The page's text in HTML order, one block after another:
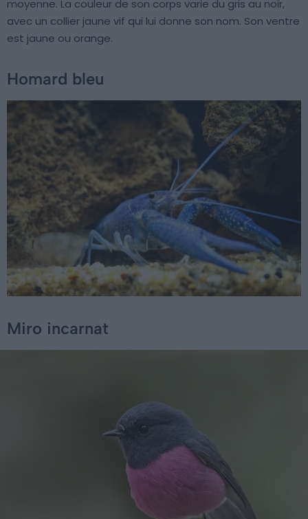
moyenne. La couleur de son corps varie du gris au noir,
avec un collier jaune vif qui lui donne son nom. Son ventre
est jaune ou orange.
Homard bleu
Miro incarnat